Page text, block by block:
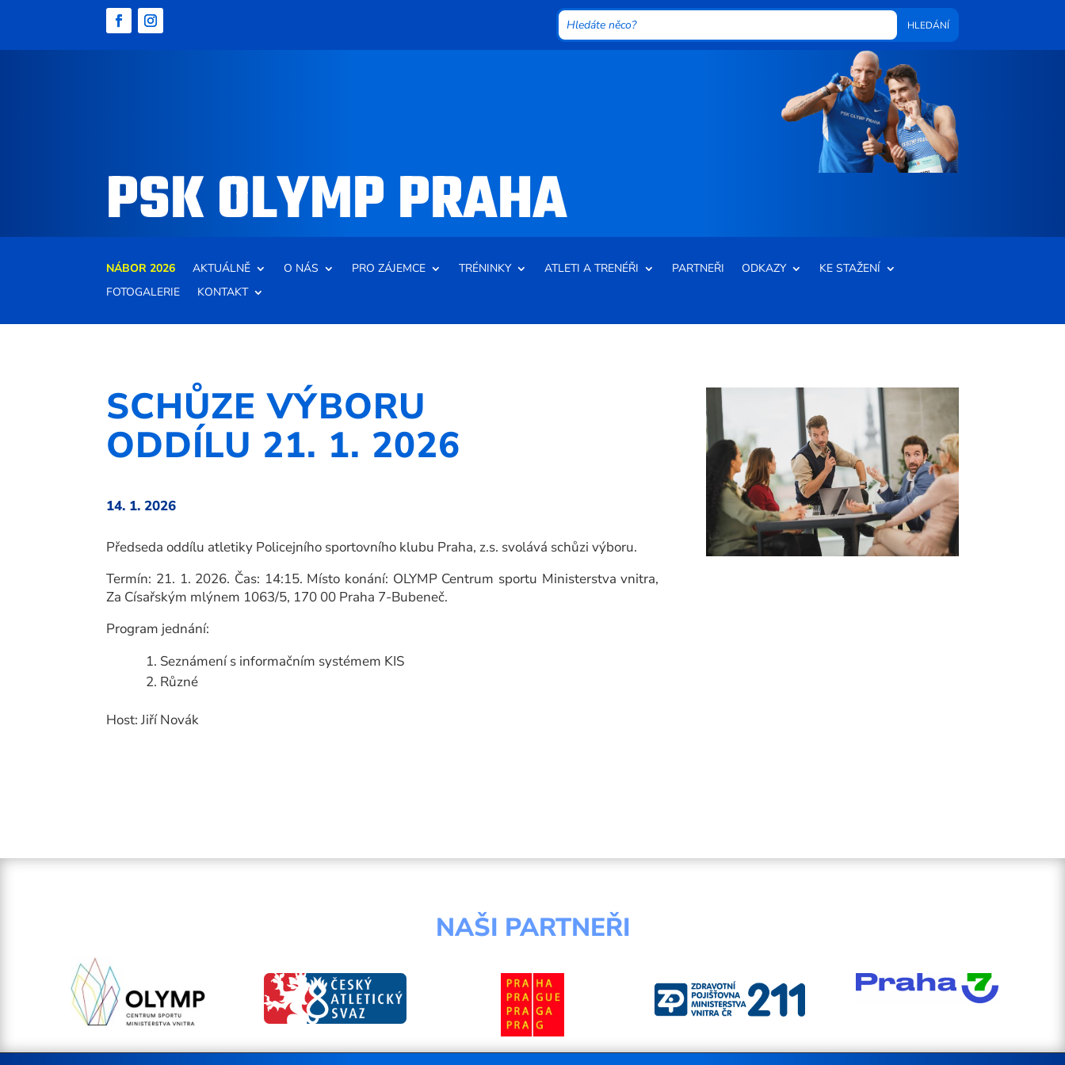
PSK OLYMP PRAHA
NÁBOR 2026 AKTUÁLNĚ O NÁS PRO ZÁJEMCE TRÉNINKY ATLETI A TRENÉŘI PARTNEŘI ODKAZY
KE STAŽENÍ
FOTOGALERIE
KONTAKT
SCHŮZE VÝBORU
ODDÍLU 21. 1. 2026
14. 1. 2026
Předseda oddílu atletiky Policejního sportovního klubu Praha, z.s. svolává schůzi výboru.
Termín: 21. 1. 2026. Čas: 14:15. Místo konání: OLYMP Centrum sportu Ministerstva vnitra,
Za Císařským mlýnem 1063/5, 170 00 Praha 7-Bubeneč.
Program jednání:
Seznámení s informačním systémem KIS
Různé
Host: Jiří Novák
NAŠI PARTNEŘI